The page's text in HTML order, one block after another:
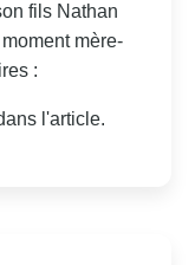
fils Nathan
mère-
:
l'article.